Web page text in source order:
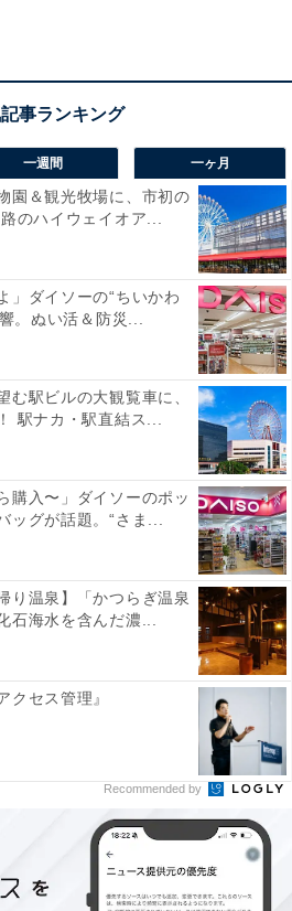
から▼https://t.co/ISDjpmUG8c
詳細はこちらから▼
y07wGz7MlG
GHIBLI (@JP_GHIBLI)
」のキービジュアル＆公式サイ
」「魔女の谷」は1年後を予定
べたい”と思うおいしい「駅弁」
記念日】
こ盛り！ 台湾カステラ発祥「グ
桃のフラペチーノ」は“全身ピ
なおいしさ【実食レポ】
一週間 一ヶ月
園＆観光牧場に、市初の
のハイウェイオア...
」ダイソーの“ちいかわ
。ぬい活＆防災...
む駅ビルの大観覧車に、
駅ナカ・駅直結ス...
購入〜」ダイソーのポッ
ッグが話題。“さま...
り温泉】「かつらぎ温泉
石海水を含んだ濃...
クセス管理』
Recommended by